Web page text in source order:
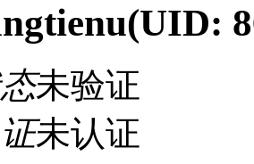
(UID:
未验证
未认证